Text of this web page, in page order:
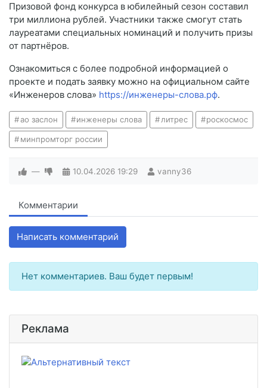
Призовой фонд конкурса в юбилейный сезон составил
три миллиона рублей. Участники также смогут стать
лауреатами специальных номинаций и получить призы
от партнёров.
Ознакомиться с более подробной информацией о
проекте и подать заявку можно на официальном сайте
«Инженеров слова» https://инженеры-слова.рф.
ао заслон инженеры слова литрес роскосмос
минпромторг россии
— 10.04.2026 19:29 vanny36
Комментарии
Написать комментарий
Нет комментариев. Ваш будет первым!
Реклама